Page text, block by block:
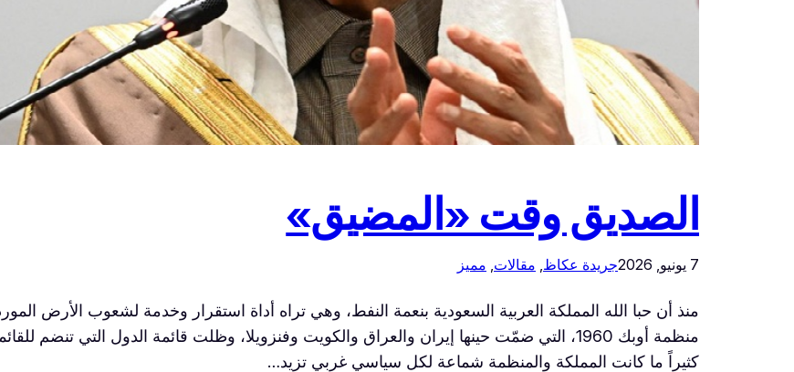
الصديق وقت «المضيق»
7 يونيو, 2026 جريدة عكاظ, مقالات, مميز
منذ أن حبا الله المملكة العربية السعودية بنعمة النفط، وهي تراه أداة استقرار وخدمة لشعوب الأرض
منظمة أوبك 1960، التي ضمّت حينها إيران والعراق والكويت وفنزويلا، وظلت قائمة الدول التي تنضم
كثيراً ما كانت المملكة والمنظمة شماعة لكل سياسي غربي تزيد…